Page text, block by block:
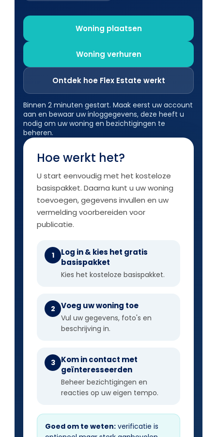
Woning plaatsen
Woning verhuren
Ontdek hoe Flex Estate werkt
Binnen 2 minuten gestart. Maak eerst uw account
aan en bewaar uw inloggegevens, deze heeft u
nodig om uw woning en bezichtigingen te
beheren.
Hoe werkt het?
U start eenvoudig met het kosteloze
basispakket. Daarna kunt u uw woning
toevoegen, gegevens invullen en uw
vermelding voorbereiden voor
publicatie.
1
Log in & kies het gratis
basispakket
Kies het kosteloze basispakket.
2 Voeg uw woning toe
Vul uw gegevens, foto's en
beschrijving in.
3
Kom in contact met
geïnteresseerden
Beheer bezichtigingen en
reacties op uw eigen tempo.
Goed om te weten: verificatie is